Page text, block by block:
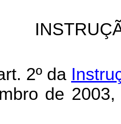
2º da
de 2003,